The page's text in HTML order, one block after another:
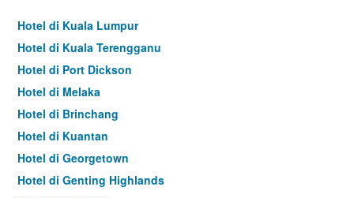
Hotel di Kuala Lumpur
Hotel di Kuala Terengganu
Hotel di Port Dickson
Hotel di Melaka
Hotel di Brinchang
Hotel di Kuantan
Hotel di Georgetown
Hotel di Genting Highlands